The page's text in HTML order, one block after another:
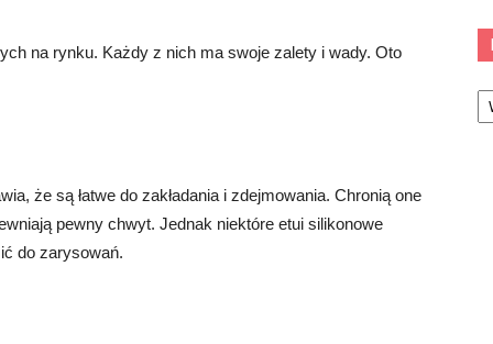
na rynku. Każdy z nich ma swoje zalety i wady. Oto
że są łatwe do zakładania i zdejmowania. Chronią one
pewny chwyt. Jednak niektóre etui silikonowe
do zarysowań.